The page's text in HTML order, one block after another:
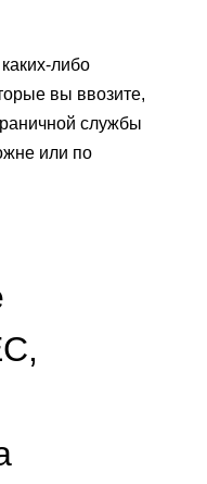
либо
вы ввозите,
службы
или по